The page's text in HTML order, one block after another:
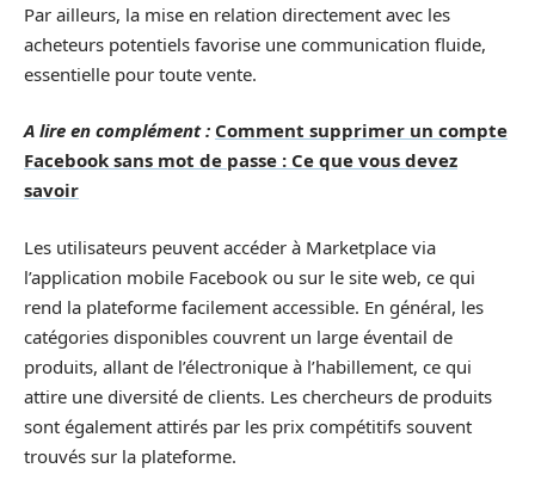
Par ailleurs, la mise en relation directement avec les
acheteurs potentiels favorise une communication fluide,
essentielle pour toute vente.
A lire en complément : Comment supprimer un compte
Facebook sans mot de passe : Ce que vous devez
savoir
Les utilisateurs peuvent accéder à Marketplace via
l’application mobile Facebook ou sur le site web, ce qui
rend la plateforme facilement accessible. En général, les
catégories disponibles couvrent un large éventail de
produits, allant de l’électronique à l’habillement, ce qui
attire une diversité de clients. Les chercheurs de produits
sont également attirés par les prix compétitifs souvent
trouvés sur la plateforme.